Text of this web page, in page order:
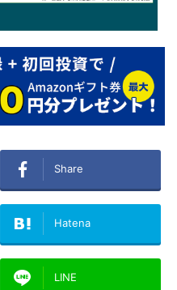
Share
Hatena
LINE